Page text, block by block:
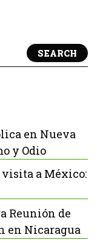
SEARCH
en Nueva
y Odio
visita a México:
Reunión de
en Nicaragua